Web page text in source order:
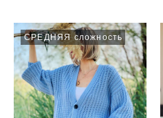
СРЕДНЯЯ сложность